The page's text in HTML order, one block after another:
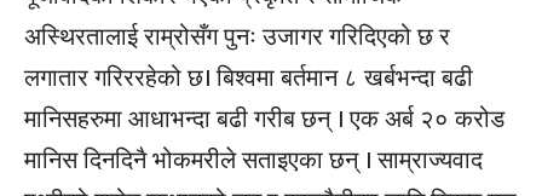
अस्थिरतालाई राम्रोसँग पुनः उजागर गरिदिएको छ र
लगातार गरिररहेको छ। बिश्वमा बर्तमान ८ खर्बभन्दा बढी
मानिसहरुमा आधाभन्दा बढी गरीब छन् । एक अर्ब २० करोड
मानिस दिनदिनै भोकमरीले सताइएका छन् । साम्राज्यवाद